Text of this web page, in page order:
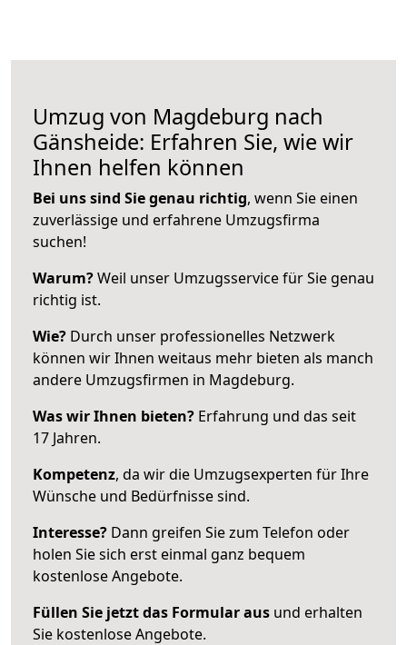
Umzug von Magdeburg nach
Gänsheide: Erfahren Sie, wie wir
Ihnen helfen können
Bei uns sind Sie genau richtig, wenn Sie einen
zuverlässige und erfahrene Umzugsfirma
suchen!
Warum?Weil unser Umzugsservice für Sie genau
richtig ist.
Wie? Durch unser professionelles Netzwerk
können wir Ihnen weitaus mehr bieten als manch
andere Umzugsfirmen in Magdeburg.
Was wir Ihnen bieten? Erfahrung und das seit
17 Jahren.
Kompetenz, da wir die Umzugsexperten für Ihre
Wünsche und Bedürfnisse sind.
Interesse? Dann greifen Sie zum Telefon oder
holen Sie sich erst einmal ganz bequem
kostenlose Angebote.
Füllen Sie jetzt das Formular aus und erhalten
Sie kostenlose Angebote.